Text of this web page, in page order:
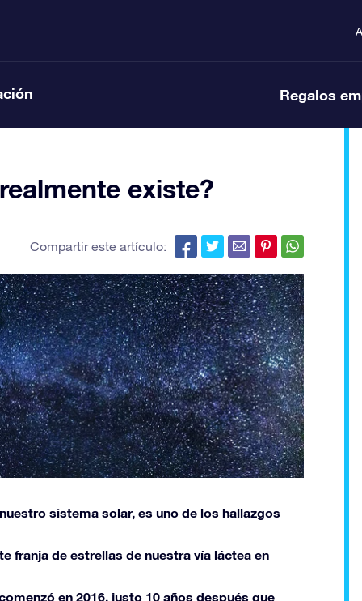
Regalos
existe?
Compartir este artículo:
sistema solar, es uno de los hallazgos
franja de estrellas de nuestra vía láctea en
en 2016, justo 10 años después que